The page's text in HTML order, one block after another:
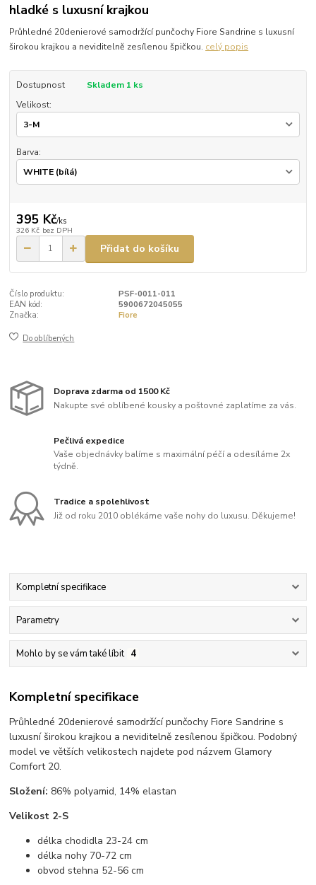
hladké s luxusní krajkou
Průhledné 20denierové samodržící punčochy Fiore Sandrine s luxusní
širokou krajkou a neviditelně zesílenou špičkou. celý popis
Dostupnost
Skladem 1 ks
Velikost:
Barva:
395 Kč/ks
326 Kč bez DPH
Přidat do košíku
Číslo produktu:
PSF-0011-011
EAN kód:
5900672045055
Značka:
Fiore
Do oblíbených
Doprava zdarma od 1500 Kč
Nakupte své oblíbené kousky a poštovné zaplatíme za vás.
Pečlivá expedice
Vaše objednávky balíme s maximální péčí a odesíláme 2x
týdně.
Tradice a spolehlivost
Již od roku 2010 oblékáme vaše nohy do luxusu. Děkujeme!
Kompletní specifikace
Parametry
Mohlo by se vám také líbit 4
Kompletní specifikace
Průhledné 20denierové samodržící punčochy Fiore Sandrine s
luxusní širokou krajkou a neviditelně zesílenou špičkou. Podobný
model ve větších velikostech najdete pod názvem Glamory
Comfort 20.
Složení: 86% polyamid, 14% elastan
Velikost 2-S
délka chodidla 23-24 cm
délka nohy 70-72 cm
obvod stehna 52-56 cm